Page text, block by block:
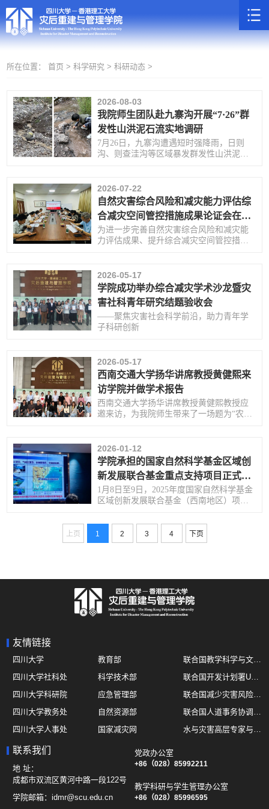
所在位置： 首页 >科学研究 >科研动态 >
2026-08-03
我院师生团队赴九寨沟开展“7·26”群
发性山洪泥石流实地调研
7月26日，九寨沟遭遇短时强降雨，日则
沟、则查洼沟等区域暴发群发性山洪泥石
2026-07-22
自然灾害综合风险和减灾能力评估综
合减灾空间管控措施成果论证会在我
院召开
为进一步完善自然灾害综合风险和减灾能
力评估成果、提升综合减灾空间管控措施
2026-05-17
学院成功举办综合减灾学术沙龙暨灾
害社科青年研究结题验收会
——聚焦灾害社会科学前沿，助力青年学
子科研创新
2026-05-17
西南交通大学扬华讲席教授黄健熙来
访学院并做学术报告
西南交通大学扬华讲席教授黄健熙教授应
邀来访，为我院师生带来了一场题为“农情
2026-01-12
学院承担的国家自然科学基金区域创
新发展联合基金重点支持项目正式启
动
1月8日至9日，2025年度国家自然科学基金
区域创新发展联合基金（西南地区）项目
上页 1 2 3 4 下页
友情链接
四川大学 教育部
联合国教学科学与文化组织UNESCO
四川大学社科处
科学技术部
联合国开发计划署UNDP
四川大学科研院
应急管理部
联合国减少灾害风险办公室UNDRR
四川大学教务处
自然资源部
联合国人道事务协调厅OCHA
四川大学人事处
国家减灾网
水与灾害高层专家与领导组 HELP
四川大学国际处
综合减灾信息服务平台
地震与火山研究室
联系我们
地 址：
成都市双流区黄河中路一段122号
学院邮箱：idmr@scu.edu.cn
党政办公室
+86（028）85992211
教学科研与学生管理办公室
+86（028）85996595